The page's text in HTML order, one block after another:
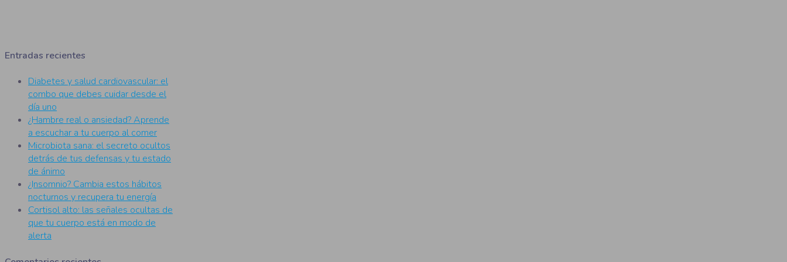
Entradas recientes
Diabetes y salud cardiovascular: el
combo que debes cuidar desde el
día uno
¿Hambre real o ansiedad? Aprende
a escuchar a tu cuerpo al comer
Microbiota sana: el secreto ocultos
detrás de tus defensas y tu estado
de ánimo
¿Insomnio? Cambia estos hábitos
nocturnos y recupera tu energía
Cortisol alto: las señales ocultas de
que tu cuerpo está en modo de
alerta